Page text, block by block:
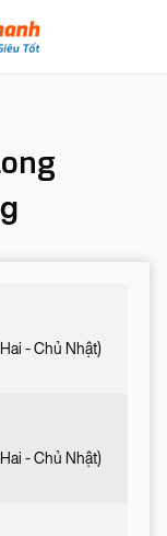
- Chủ Nhật)
- Chủ Nhật)